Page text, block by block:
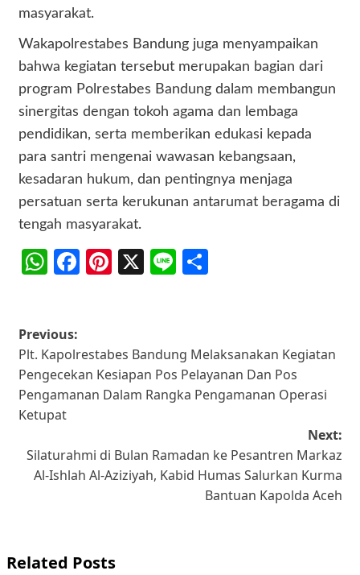
masyarakat.
Wakapolrestabes Bandung juga menyampaikan
bahwa kegiatan tersebut merupakan bagian dari
program Polrestabes Bandung dalam membangun
sinergitas dengan tokoh agama dan lembaga
pendidikan, serta memberikan edukasi kepada
para santri mengenai wawasan kebangsaan,
kesadaran hukum, dan pentingnya menjaga
persatuan serta kerukunan antarumat beragama di
tengah masyarakat.
WhatsApp
Facebook
Pinterest
X Line
Post
navigation
Previous:
Plt. Kapolrestabes Bandung Melaksanakan Kegiatan
Pengecekan Kesiapan Pos Pelayanan Dan Pos
Pengamanan Dalam Rangka Pengamanan Operasi
Ketupat
Next:
Silaturahmi di Bulan Ramadan ke Pesantren Markaz
Al-Ishlah Al-Aziziyah, Kabid Humas Salurkan Kurma
Bantuan Kapolda Aceh
Related Posts